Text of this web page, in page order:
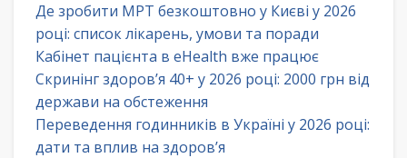
Де зробити МРТ безкоштовно у Києві у 2026
році: список лікарень, умови та поради
Кабінет пацієнта в eHealth вже працює
Скринінг здоров’я 40+ у 2026 році: 2000 грн від
держави на обстеження
Переведення годинників в Україні у 2026 році:
дати та вплив на здоров’я